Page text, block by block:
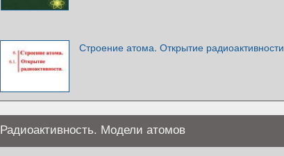
Строение атома. Открытие радиоактивности
Радиоактивность. Модели атомов